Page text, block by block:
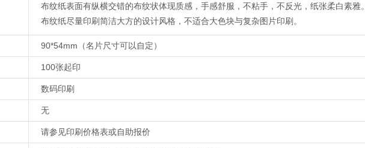
布纹纸表面有纵横交错的布纹状体现质感，手感舒服，不粘手，不反光，纸张柔白素雅。
布纹纸尽量印刷简洁大方的设计风格，不适合大色块与复杂图片印刷。
90*54mm（名片尺寸可以自定）
100张起印
数码印刷
无
请参见印刷价格表或自助报价